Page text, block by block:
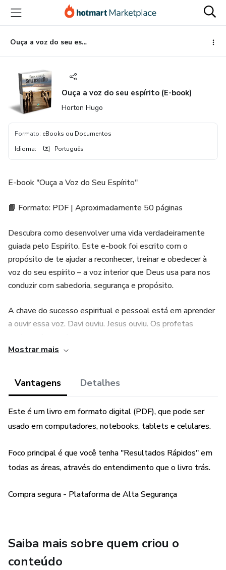
para
conteúdo
principal
para
pagamento
para
rodapé
Ouça a voz do seu espírito (E-book)
Ouça a voz do seu espírito (E-book)
Horton Hugo
Formato: eBooks ou Documentos
Idioma: Português
E-book "Ouça a Voz do Seu Espírito"
📘 Formato: PDF | Aproximadamente 50 páginas
Descubra como desenvolver uma vida verdadeiramente
guiada pelo Espírito. Este e-book foi escrito com o
propósito de te ajudar a reconhecer, treinar e obedecer à
voz do seu espírito – a voz interior que Deus usa para nos
conduzir com sabedoria, segurança e propósito.
A chave do sucesso espiritual e pessoal está em aprender
a ouvir essa voz. Davi ouviu. Jesus ouviu. Os profetas
Deus, este conteúdo é para você.
Mostrar mais
Vantagens Detalhes
Este é um livro em formato digital (PDF), que pode ser
usado em computadores, notebooks, tablets e celulares.
Foco principal é que você tenha "Resultados Rápidos" em
todas as áreas, através do entendimento que o livro trás.
Compra segura - Plataforma de Alta Segurança
Saiba mais sobre quem criou o
conteúdo